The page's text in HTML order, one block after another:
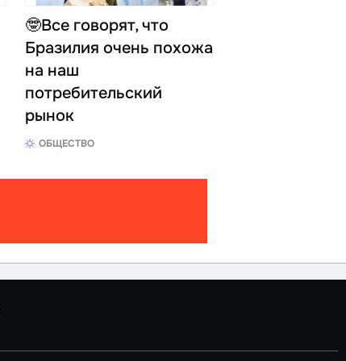
🤓Все говорят, что
Бразилия очень похожа
на наш
потребительский
рынок
ОБЩЕСТВО